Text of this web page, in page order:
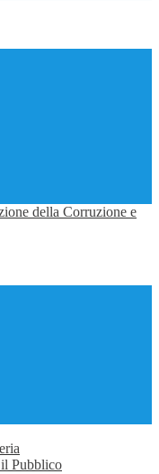
della Corruzione e
Pubblico